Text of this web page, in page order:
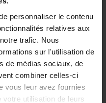
personnaliser le contenu
relatives aux
trafic. Nous
sur l'utilisation de
de médias sociaux, de
combiner celles-ci
vous leur avez fournies
utilisation de leurs
AVEC MOYEU, B=20,